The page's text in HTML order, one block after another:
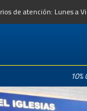
de atención: Lunes a